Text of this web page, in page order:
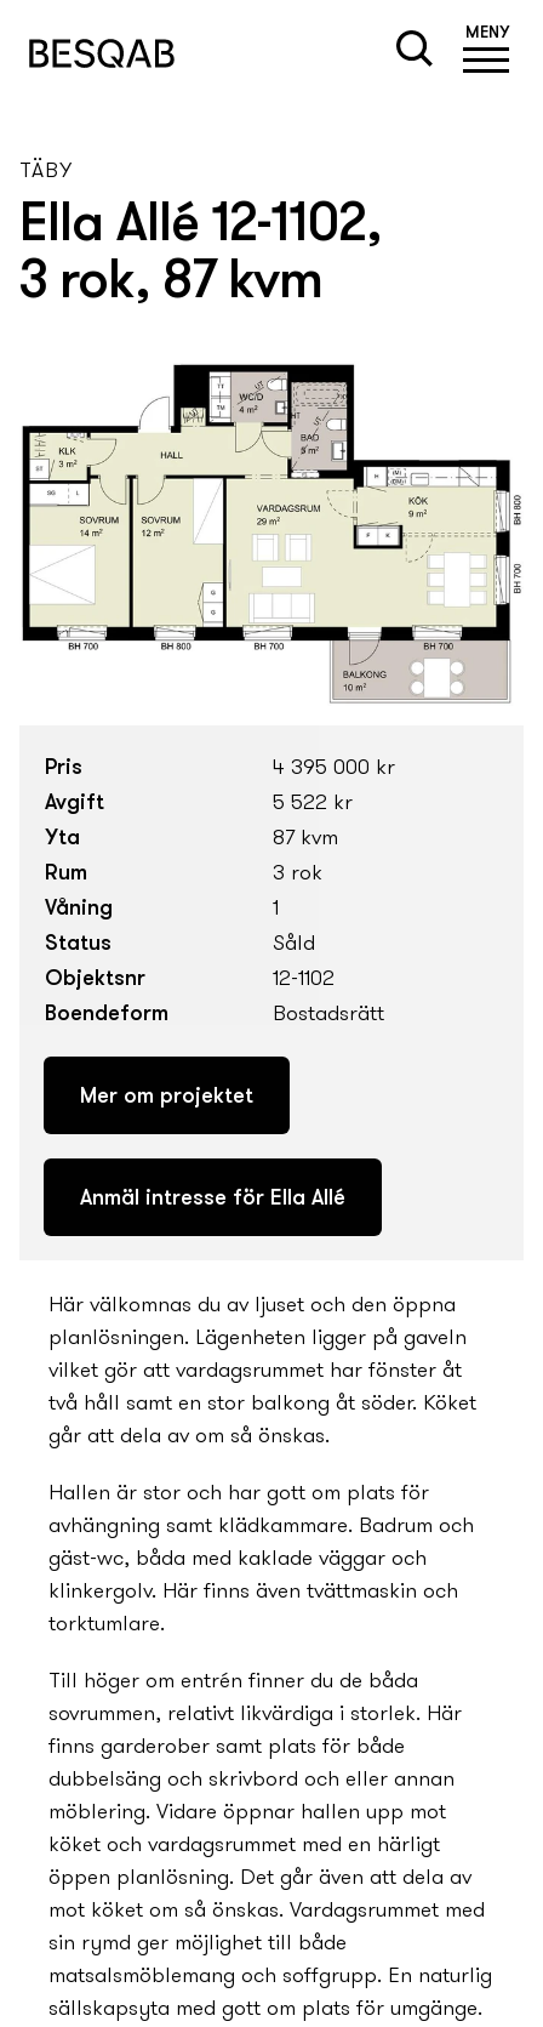
MENY
TÄBY
Ella Allé 12-1102,
3 rok, 87 kvm
Pris
4 395 000 kr
Avgift
5 522 kr
Yta
87 kvm
Rum
3 rok
Våning
1
Status
Såld
Objektsnr
12-1102
Boendeform
Bostadsrätt
Mer om projektet
Anmäl intresse för Ella Allé
Här välkomnas du av ljuset och den öppna
planlösningen. Lägenheten ligger på gaveln
vilket gör att vardagsrummet har fönster åt
två håll samt en stor balkong åt söder. Köket
går att dela av om så önskas.
Hallen är stor och har gott om plats för
avhängning samt klädkammare. Badrum och
gäst-wc, båda med kaklade väggar och
klinkergolv. Här finns även tvättmaskin och
torktumlare.
Till höger om entrén finner du de båda
sovrummen, relativt likvärdiga i storlek. Här
finns garderober samt plats för både
dubbelsäng och skrivbord och eller annan
möblering. Vidare öppnar hallen upp mot
köket och vardagsrummet med en härligt
öppen planlösning. Det går även att dela av
mot köket om så önskas. Vardagsrummet med
sin rymd ger möjlighet till både
matsalsmöblemang och soffgrupp. En naturlig
sällskapsyta med gott om plats för umgänge.